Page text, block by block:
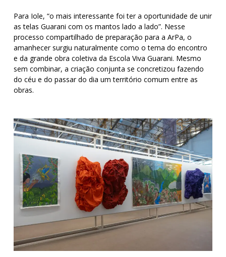
Para Iole, “o mais interessante foi ter a oportunidade de unir
as telas Guarani com os mantos lado a lado”. Nesse
processo compartilhado de preparação para a ArPa, o
amanhecer surgiu naturalmente como o tema do encontro
e da grande obra coletiva da Escola Viva Guarani. Mesmo
sem combinar, a criação conjunta se concretizou fazendo
do céu e do passar do dia um território comum entre as
obras.